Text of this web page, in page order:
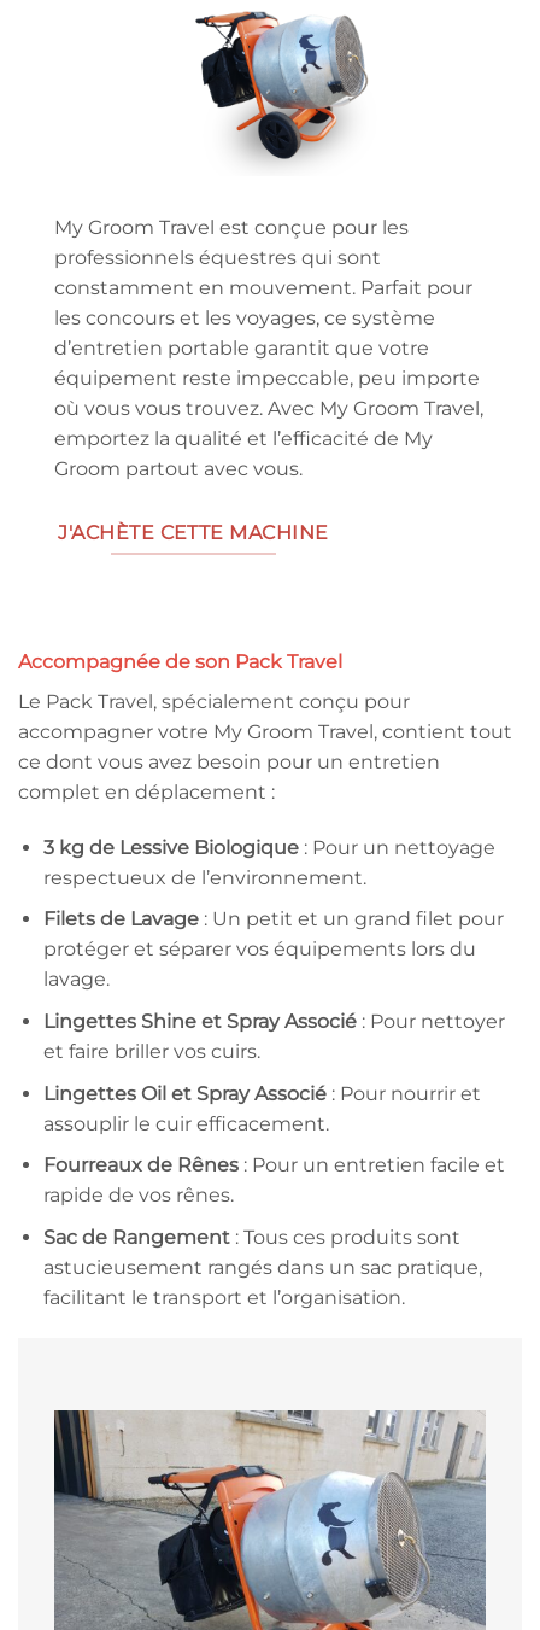
My Groom Travel est conçue pour les
professionnels équestres qui sont
constamment en mouvement. Parfait pour
les concours et les voyages, ce système
d’entretien portable garantit que votre
équipement reste impeccable, peu importe
où vous vous trouvez. Avec My Groom Travel,
emportez la qualité et l’efficacité de My
Groom partout avec vous.
J'ACHÈTE CETTE MACHINE
Accompagnée de son Pack Travel
Le Pack Travel, spécialement conçu pour
accompagner votre My Groom Travel, contient tout
ce dont vous avez besoin pour un entretien
complet en déplacement :
3 kg de Lessive Biologique: Pour un nettoyage
respectueux de l’environnement.
Filets de Lavage: Un petit et un grand filet pour
protéger et séparer vos équipements lors du
lavage.
Lingettes Shine et Spray Associé: Pour nettoyer
et faire briller vos cuirs.
Lingettes Oil et Spray Associé: Pour nourrir et
assouplir le cuir efficacement.
Fourreaux de Rênes: Pour un entretien facile et
rapide de vos rênes.
Sac de Rangement: Tous ces produits sont
astucieusement rangés dans un sac pratique,
facilitant le transport et l’organisation.